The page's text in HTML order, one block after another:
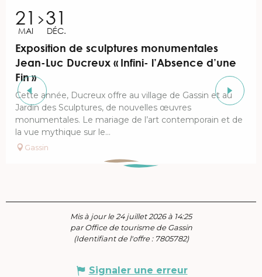
21
MAI
31
DÉC.
Exposition de sculptures monumentales
Jean-Luc Ducreux « Infini- l’Absence d’une
Fin »
Cette année, Ducreux offre au village de Gassin et au
Jardin des Sculptures, de nouvelles œuvres
monumentales. Le mariage de l’art contemporain et de
la vue mythique sur le...
Gassin
Mis à jour le 24 juillet 2026 à 14:25
par Office de tourisme de Gassin
(Identifiant de l'offre : 7805782)
Signaler une erreur